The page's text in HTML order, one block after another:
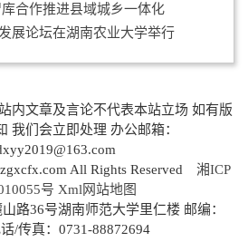
合作推进县域城乡一体化
展论坛在湖南农业大学举行
内文章及言论不代表本站立场 如有版
我们会立即处理 办公邮箱：
All Rights Reserved 湘ICP
号 Xml网站地图
路36号湖南师范大学里仁楼 邮编：
/传真：0731-88872694